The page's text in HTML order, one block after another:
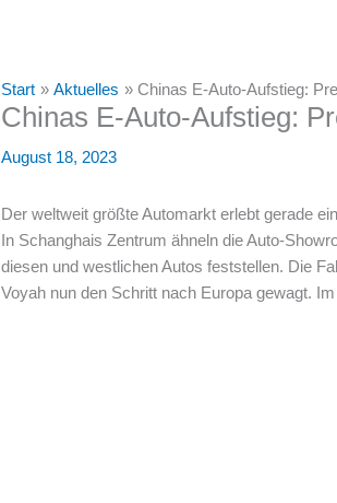
Start Aktuelles Chinas E-Auto-Aufstieg:
Chinas E-Auto-Aufstieg:
August 18, 2023
Der weltweit größte Automarkt erlebt gerade
In Schanghais Zentrum ähneln die Auto-
diesen und westlichen Autos feststellen. Die
Voyah nun den Schritt nach Europa gewagt.